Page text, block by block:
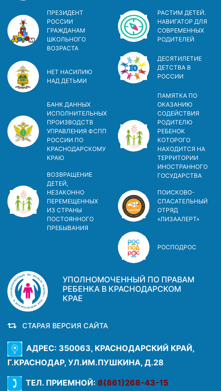
ПРЕЗИДЕНТ
РОССИИ
ГРАЖДАНАМ
ШКОЛЬНОГО
ВОЗРАСТА
НЕТ НАСИЛИЮ
НАД ДЕТЬМИ
БАНК ДАННЫХ
ИСПОЛНИТЕЛЬНЫХ
ПРОИЗВОДСТВ
УПРАВЛЕНИЯ ФСПП
РОССИИ ПО
КРАСНОДАРСКОМУ
КРАЮ
ВОЗВРАЩЕНИЕ
ДЕТЕЙ,
НЕЗАКОННО
ПЕРЕМЕЩЕННЫХ
ИЗ СТРАНЫ
ПОСТОЯННОГО
ПРЕБЫВАНИЯ
РАСТИМ ДЕТЕЙ.
НАВИГАТОР ДЛЯ
СОВРЕМЕННЫХ
РОДИТЕЛЕЙ
ДЕСЯТИЛЕТИЕ
ДЕТСТВА В
РОСCИИ
ПАМЯТКА ПО
ОКАЗАНИЮ
СОДЕЙСТВИЯ
РОДИТЕЛЮ
РЕБЕНОК
КОТОРОГО
НАХОДИТСЯ НА
ТЕРРИТОРИИ
ИНОСТРАННОГО
ГОСУДАРСТВА
ПОИСКОВО-
СПАСАТЕЛЬНЫЙ
ОТРЯД
«ЛИЗААЛЕРТ»
РОСПОДРОС
УПОЛНОМОЧЕННЫЙ ПО ПРАВАМ
РЕБЕНКА В КРАСНОДАРСКОМ
КРАЕ
СТАРАЯ ВЕРСИЯ САЙТА
АДРЕС: 350063, КРАСНОДАРСКИЙ КРАЙ,
Г.КРАСНОДАР, УЛ.ИМ.ПУШКИНА, Д.28
ТЕЛ. ПРИЕМНОЙ: 8(861)268-43-15